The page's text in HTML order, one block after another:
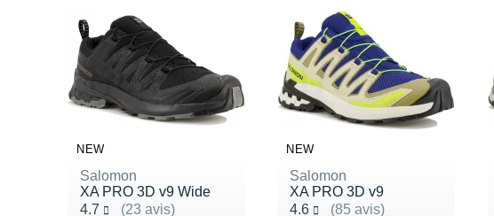
NEW
Salomon
XA PRO 3D v9 Wide
4.7
(23 avis)
Noté 4.7 sur 5
NEW
Salomon
XA PRO 3D v9
4.6
(85 avis)
Noté 4.6 sur 5